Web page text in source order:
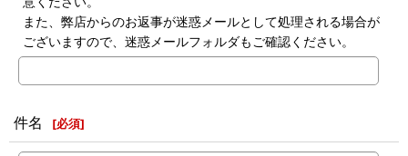
また、弊店からのお返事が迷惑メールとして処理される場合が
ございますので、迷惑メールフォルダもご確認ください。
件名 [必須]